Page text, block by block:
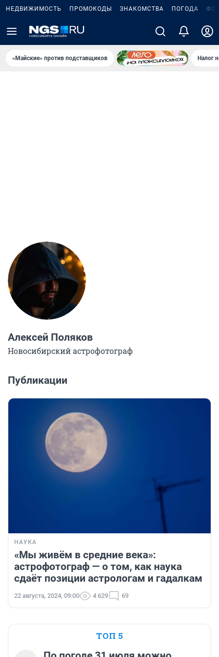
НЕДВИЖИМОСТЬ ПРОМОКОДЫ ЗНАКОМСТВА ПОГОДА
«Майские» против подставщиков Налог
Алексей Поляков
Новосибирский астрофотограф
Публикации
НАУКА
«Мы живём в средние века»:
астрофотограф — о том, как наука
сдаёт позиции астрологам и гадалкам
22 августа, 2024, 09:00 4 629 69
ТОП 5